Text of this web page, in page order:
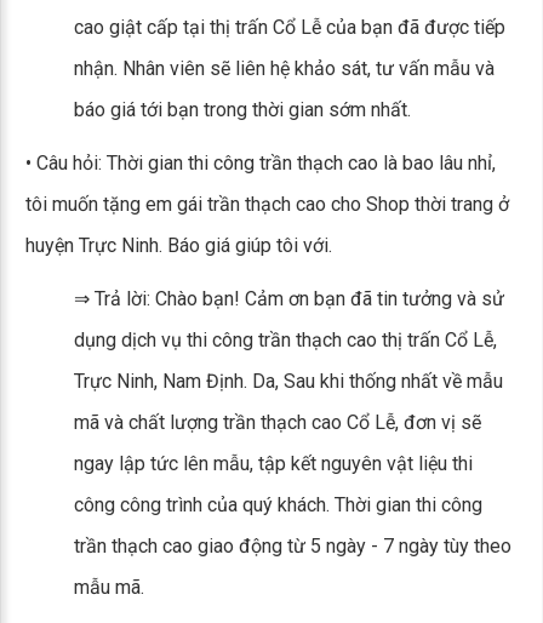
cao giật cấp tại thị trấn Cổ Lễ của bạn đã được tiếp
nhận. Nhân viên sẽ liên hệ khảo sát, tư vấn mẫu và
báo giá tới bạn trong thời gian sớm nhất.
• Câu hỏi: Thời gian thi công trần thạch cao là bao lâu nhỉ,
tôi muốn tặng em gái trần thạch cao cho Shop thời trang ở
huyện Trực Ninh. Báo giá giúp tôi với.
⇒ Trả lời: Chào bạn! Cảm ơn bạn đã tin tưởng và sử
dụng dịch vụ thi công trần thạch cao thị trấn Cổ Lễ,
Trực Ninh, Nam Định. Da, Sau khi thống nhất về mẫu
mã và chất lượng trần thạch cao Cổ Lễ, đơn vị sẽ
ngay lập tức lên mẫu, tập kết nguyên vật liệu thi
công công trình của quý khách. Thời gian thi công
trần thạch cao giao động từ 5 ngày - 7 ngày tùy theo
mẫu mã.